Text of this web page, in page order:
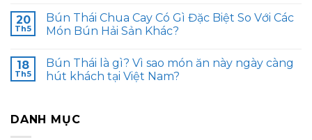
20
Th5
Bún Thái Chua Cay Có Gì Đặc Biệt So Với Các
Món Bún Hải Sản Khác?
18
Th5
Bún Thái là gì? Vì sao món ăn này ngày càng
hút khách tại Việt Nam?
DANH MỤC